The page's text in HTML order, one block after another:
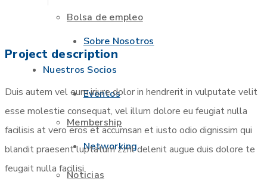
Bolsa de empleo
Nuestros Socios
Membership
Noticias
Sobre Nosotros
Eventos
Networking
Project description
Duis autem vel eum iriure dolor in hendrerit in vulputate velit
esse molestie consequat, vel illum dolore eu feugiat nulla
facilisis at vero eros et accumsan et iusto odio dignissim qui
blandit praesent luptatum zzril delenit augue duis dolore te
feugait nulla facilisi.